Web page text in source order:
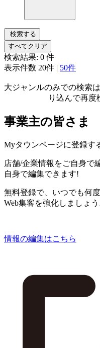
検索する
すべてクリア
検索結果: 0 件
表示件数 20件 | 50件
大ジャンルのみでの検索
り込んで再度
事業主の皆さま
Myタウンページに登録す
店舗/企業情報をご自身で
自身で編集できます!
無料登録で、いつでも何
Web集客を強化しましょう
情報の編集はこちら